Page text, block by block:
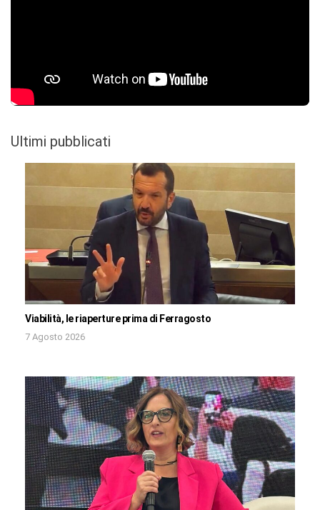
Ultimi pubblicati
Viabilità, le riaperture prima di Ferragosto
7 Agosto 2026